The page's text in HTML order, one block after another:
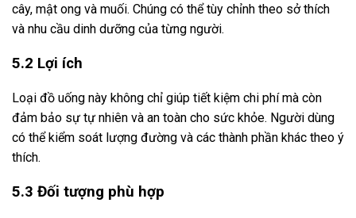
cây, mật ong và muối. Chúng có thể tùy chỉnh theo sở thích
và nhu cầu dinh dưỡng của từng người.
5.2 Lợi ích
Loại đồ uống này không chỉ giúp tiết kiệm chi phí mà còn
đảm bảo sự tự nhiên và an toàn cho sức khỏe. Người dùng
có thể kiểm soát lượng đường và các thành phần khác theo ý
thích.
5.3 Đối tượng phù hợp